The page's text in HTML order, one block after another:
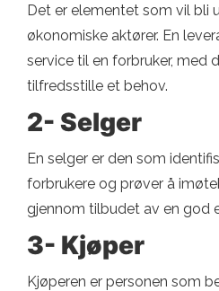
Det er elementet som vil bli
økonomiske aktører. En
service til en forbruker, med
tilfredsstille et behov.
2- Selger
En selger er den som
forbrukere og prøver å
gjennom tilbudet av en god
3- Kjøper
Kjøperen er personen som